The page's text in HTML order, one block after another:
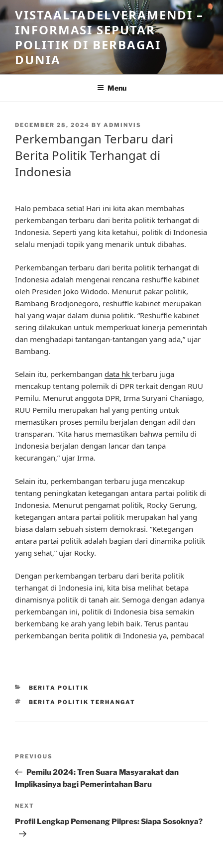
Skip
to
content
VISTAALTADELVERAMENDI –
INFORMASI SEPUTAR
POLITIK DI BERBAGAI
DUNIA
Menu
POSTED
DECEMBER 28, 2024 BY ADMINVIS
Perkembangan Terbaru dari
Berita Politik Terhangat di
Indonesia
Halo pembaca setia! Hari ini kita akan membahas
perkembangan terbaru dari berita politik terhangat di
Indonesia. Seperti yang kita ketahui, politik di Indonesia
selalu menjadi topik yang menarik untuk dibahas.
Perkembangan terbaru dari berita politik terhangat di
Indonesia adalah mengenai rencana reshuffle kabinet
oleh Presiden Joko Widodo. Menurut pakar politik,
Bambang Brodjonegoro, reshuffle kabinet merupakan
hal yang wajar dalam dunia politik. “Reshuffle kabinet
sering dilakukan untuk memperkuat kinerja pemerintah
dan menghadapi tantangan-tantangan yang ada,” ujar
Bambang.
Selain itu, perkembangan data hk terbaru juga
mencakup tentang polemik di DPR terkait dengan RUU
Pemilu. Menurut anggota DPR, Irma Suryani Chaniago,
RUU Pemilu merupakan hal yang penting untuk
memastikan proses pemilu berjalan dengan adil dan
transparan. “Kita harus memastikan bahwa pemilu di
Indonesia berjalan dengan lancar dan tanpa
kecurangan,” ujar Irma.
Selain itu, perkembangan terbaru juga mencakup
tentang peningkatan ketegangan antara partai politik di
Indonesia. Menurut pengamat politik, Rocky Gerung,
ketegangan antara partai politik merupakan hal yang
biasa dalam sebuah sistem demokrasi. “Ketegangan
antara partai politik adalah bagian dari dinamika politik
yang sehat,” ujar Rocky.
Dengan perkembangan terbaru dari berita politik
terhangat di Indonesia ini, kita bisa melihat betapa
dinamisnya politik di tanah air. Semoga dengan adanya
perkembangan ini, politik di Indonesia bisa semakin
berkembang ke arah yang lebih baik. Terus pantau
perkembangan berita politik di Indonesia ya, pembaca!
CATEGORIES
BERITA POLITIK
TAGS
BERITA POLITIK TERHANGAT
Previous
Post
PREVIOUS
Pemilu 2024: Tren Suara Masyarakat dan
Implikasinya bagi Pemerintahan Baru
Next
Post
NEXT
Profil Lengkap Pemenang Pilpres: Siapa Sosoknya?